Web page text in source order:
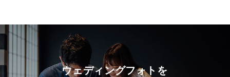
ウェディングフォトを